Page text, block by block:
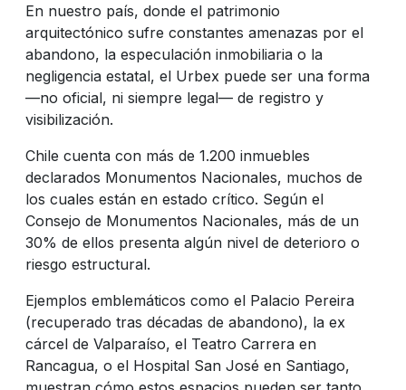
En nuestro país, donde el patrimonio
arquitectónico sufre constantes amenazas por el
abandono, la especulación inmobiliaria o la
negligencia estatal, el Urbex puede ser una forma
—no oficial, ni siempre legal— de registro y
visibilización.
Chile cuenta con más de 1.200 inmuebles
declarados Monumentos Nacionales, muchos de
los cuales están en estado crítico. Según el
Consejo de Monumentos Nacionales, más de un
30% de ellos presenta algún nivel de deterioro o
riesgo estructural.
Ejemplos emblemáticos como el Palacio Pereira
(recuperado tras décadas de abandono), la ex
cárcel de Valparaíso, el Teatro Carrera en
Rancagua, o el Hospital San José en Santiago,